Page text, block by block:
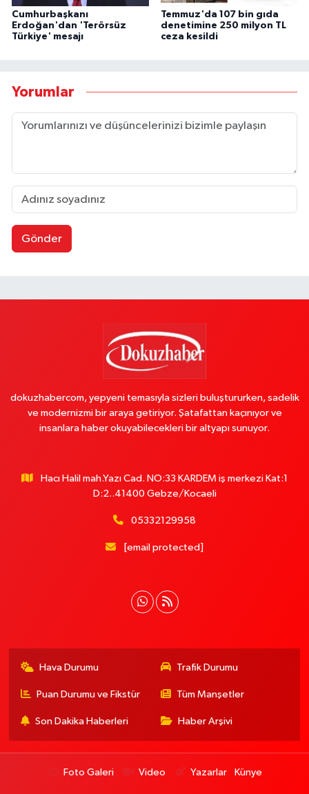
Cumhurbaşkanı
Erdoğan'dan 'Terörsüz
Türkiye' mesajı
Temmuz'da 107 bin gıda
denetimine 250 milyon TL
ceza kesildi
Yorumlar
Gönder
dokuzhabercom, yepyeni temasıyla sizleri buluştururken, sadelik
ve modernizmi bir araya getiriyor. Şatafattan kaçınıyor ve
insanlara haber okuyabilecekleri bir altyapı sunuyor.
Hacı Halil mah.Yazı Cad. NO:33 KARDEM iş merkezi Kat:1
D:2..41400 Gebze/Kocaeli
05332129958
[email protected]
Hava Durumu Trafik Durumu
Puan Durumu ve Fikstür Tüm Manşetler
Son Dakika Haberleri Haber Arşivi
Foto Galeri Video Yazarlar Künye